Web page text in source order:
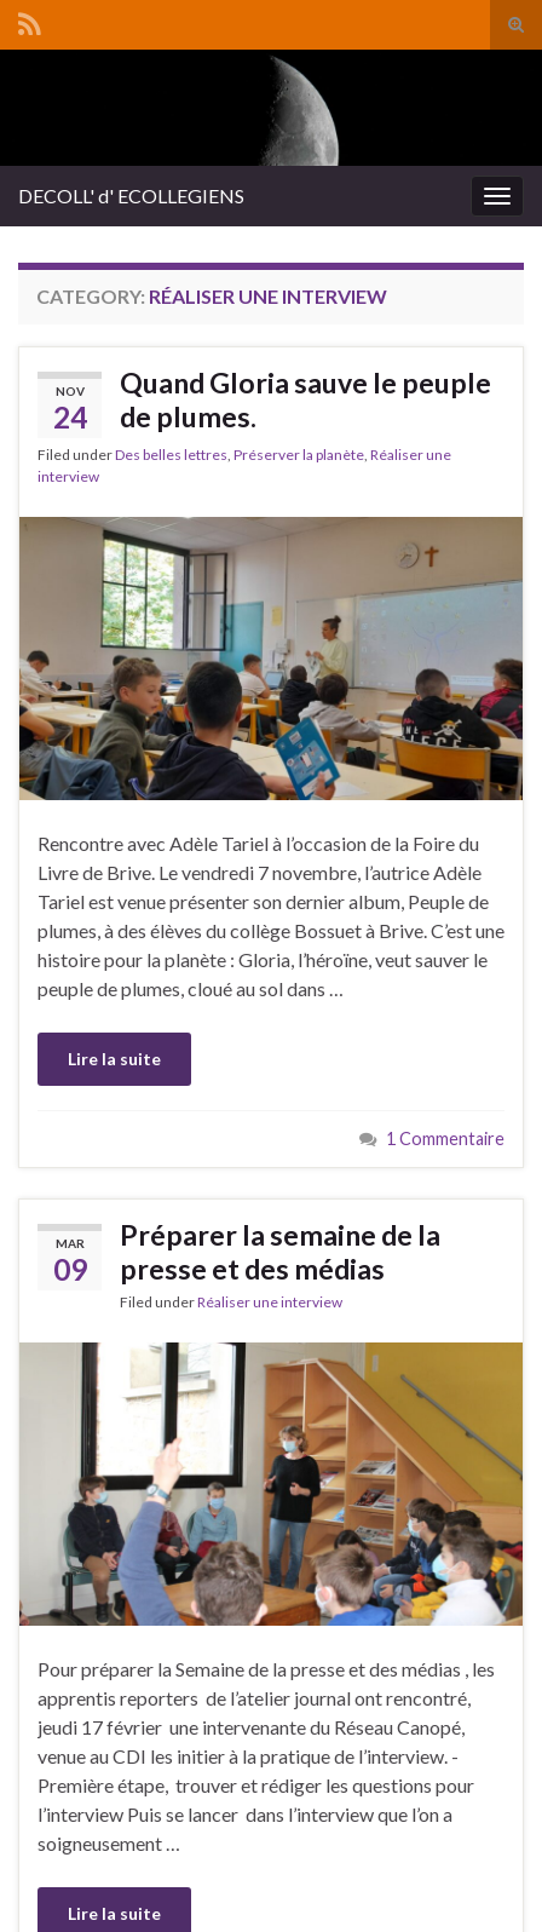
DECOLL' d' ECOLLEGIENS
CATEGORY: RÉALISER UNE INTERVIEW
NOV
24
Quand Gloria sauve le peuple
de plumes.
Filed underDes belles lettres Préserver la planète Réaliser une
interview
Rencontre avec Adèle Tariel à l’occasion de la Foire du
Livre de Brive. Le vendredi 7 novembre, l’autrice Adèle
Tariel est venue présenter son dernier album, Peuple de
plumes, à des élèves du collège Bossuet à Brive. C’est une
histoire pour la planète : Gloria, l’héroïne, veut sauver le
peuple de plumes, cloué au sol dans …
Lire la suite
1 Commentaire
MAR
09
Préparer la semaine de la
presse et des médias
Filed underRéaliser une interview
Pour préparer la Semaine de la presse et des médias , les
apprentis reporters de l’atelier journal ont rencontré,
jeudi 17 février une intervenante du Réseau Canopé,
venue au CDI les initier à la pratique de l’interview. -
Première étape, trouver et rédiger les questions pour
l’interview Puis se lancer dans l’interview que l’on a
soigneusement …
Lire la suite